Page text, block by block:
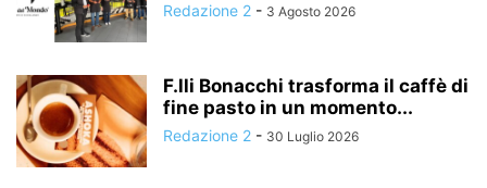
Redazione 2 - 3 Agosto 2026
F.lli Bonacchi trasforma il caffè di
fine pasto in un momento...
Redazione 2 - 30 Luglio 2026